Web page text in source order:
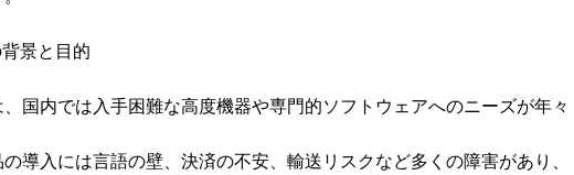
景と目的
国内では入手困難な高度機器や専門的ソフトウェアへのニーズが年々
導入には言語の壁、決済の不安、輸送リスクなど多くの障害があり、